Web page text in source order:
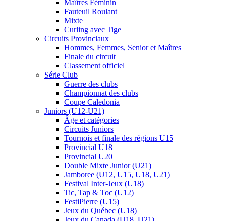
Maîtres Féminin
Fauteuil Roulant
Mixte
Curling avec Tige
Circuits Provinciaux
Hommes, Femmes, Senior et Maîtres
Finale du circuit
Classement officiel
Série Club
Guerre des clubs
Championnat des clubs
Coupe Caledonia
Juniors (U12-U21)
Âge et catégories
Circuits Juniors
Tournois et finale des régions U15
Provincial U18
Provincial U20
Double Mixte Junior (U21)
Jamboree (U12, U15, U18, U21)
Festival Inter-Jeux (U18)
Tic, Tap & Toc (U12)
FestiPierre (U15)
Jeux du Québec (U18)